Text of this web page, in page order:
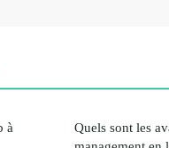
à
Quels sont les